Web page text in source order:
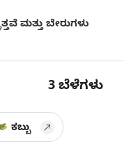
ಮತ್ತು ಬೇರುಗಳು
3 ಬೆಳೆಗಳು
ಕಬ್ಬು